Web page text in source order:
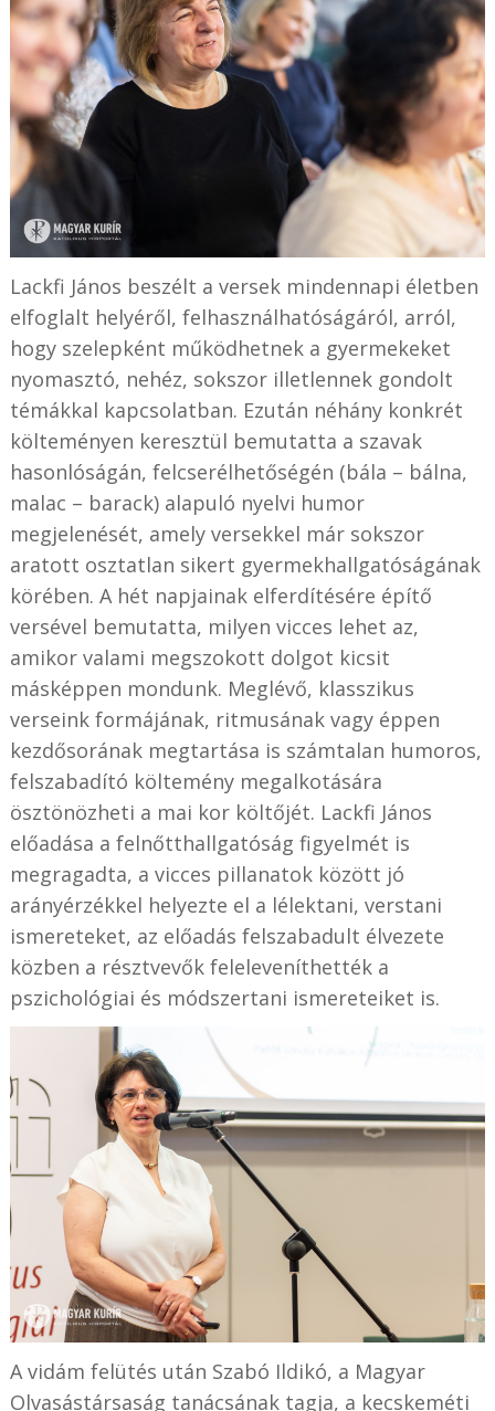
Lackfi János beszélt a versek mindennapi életben
elfoglalt helyéről, felhasználhatóságáról, arról,
hogy szelepként működhetnek a gyermekeket
nyomasztó, nehéz, sokszor illetlennek gondolt
témákkal kapcsolatban. Ezután néhány konkrét
költeményen keresztül bemutatta a szavak
hasonlóságán, felcserélhetőségén (bála – bálna,
malac – barack) alapuló nyelvi humor
megjelenését, amely versekkel már sokszor
aratott osztatlan sikert gyermekhallgatóságának
körében. A hét napjainak elferdítésére építő
versével bemutatta, milyen vicces lehet az,
amikor valami megszokott dolgot kicsit
másképpen mondunk. Meglévő, klasszikus
verseink formájának, ritmusának vagy éppen
kezdősorának megtartása is számtalan humoros,
felszabadító költemény megalkotására
ösztönözheti a mai kor költőjét. Lackfi János
előadása a felnőtthallgatóság figyelmét is
megragadta, a vicces pillanatok között jó
arányérzékkel helyezte el a lélektani, verstani
ismereteket, az előadás felszabadult élvezete
közben a résztvevők feleleveníthették a
pszichológiai és módszertani ismereteiket is.
A vidám felütés után Szabó Ildikó, a Magyar
Olvasástársaság tanácsának tagja, a kecskeméti